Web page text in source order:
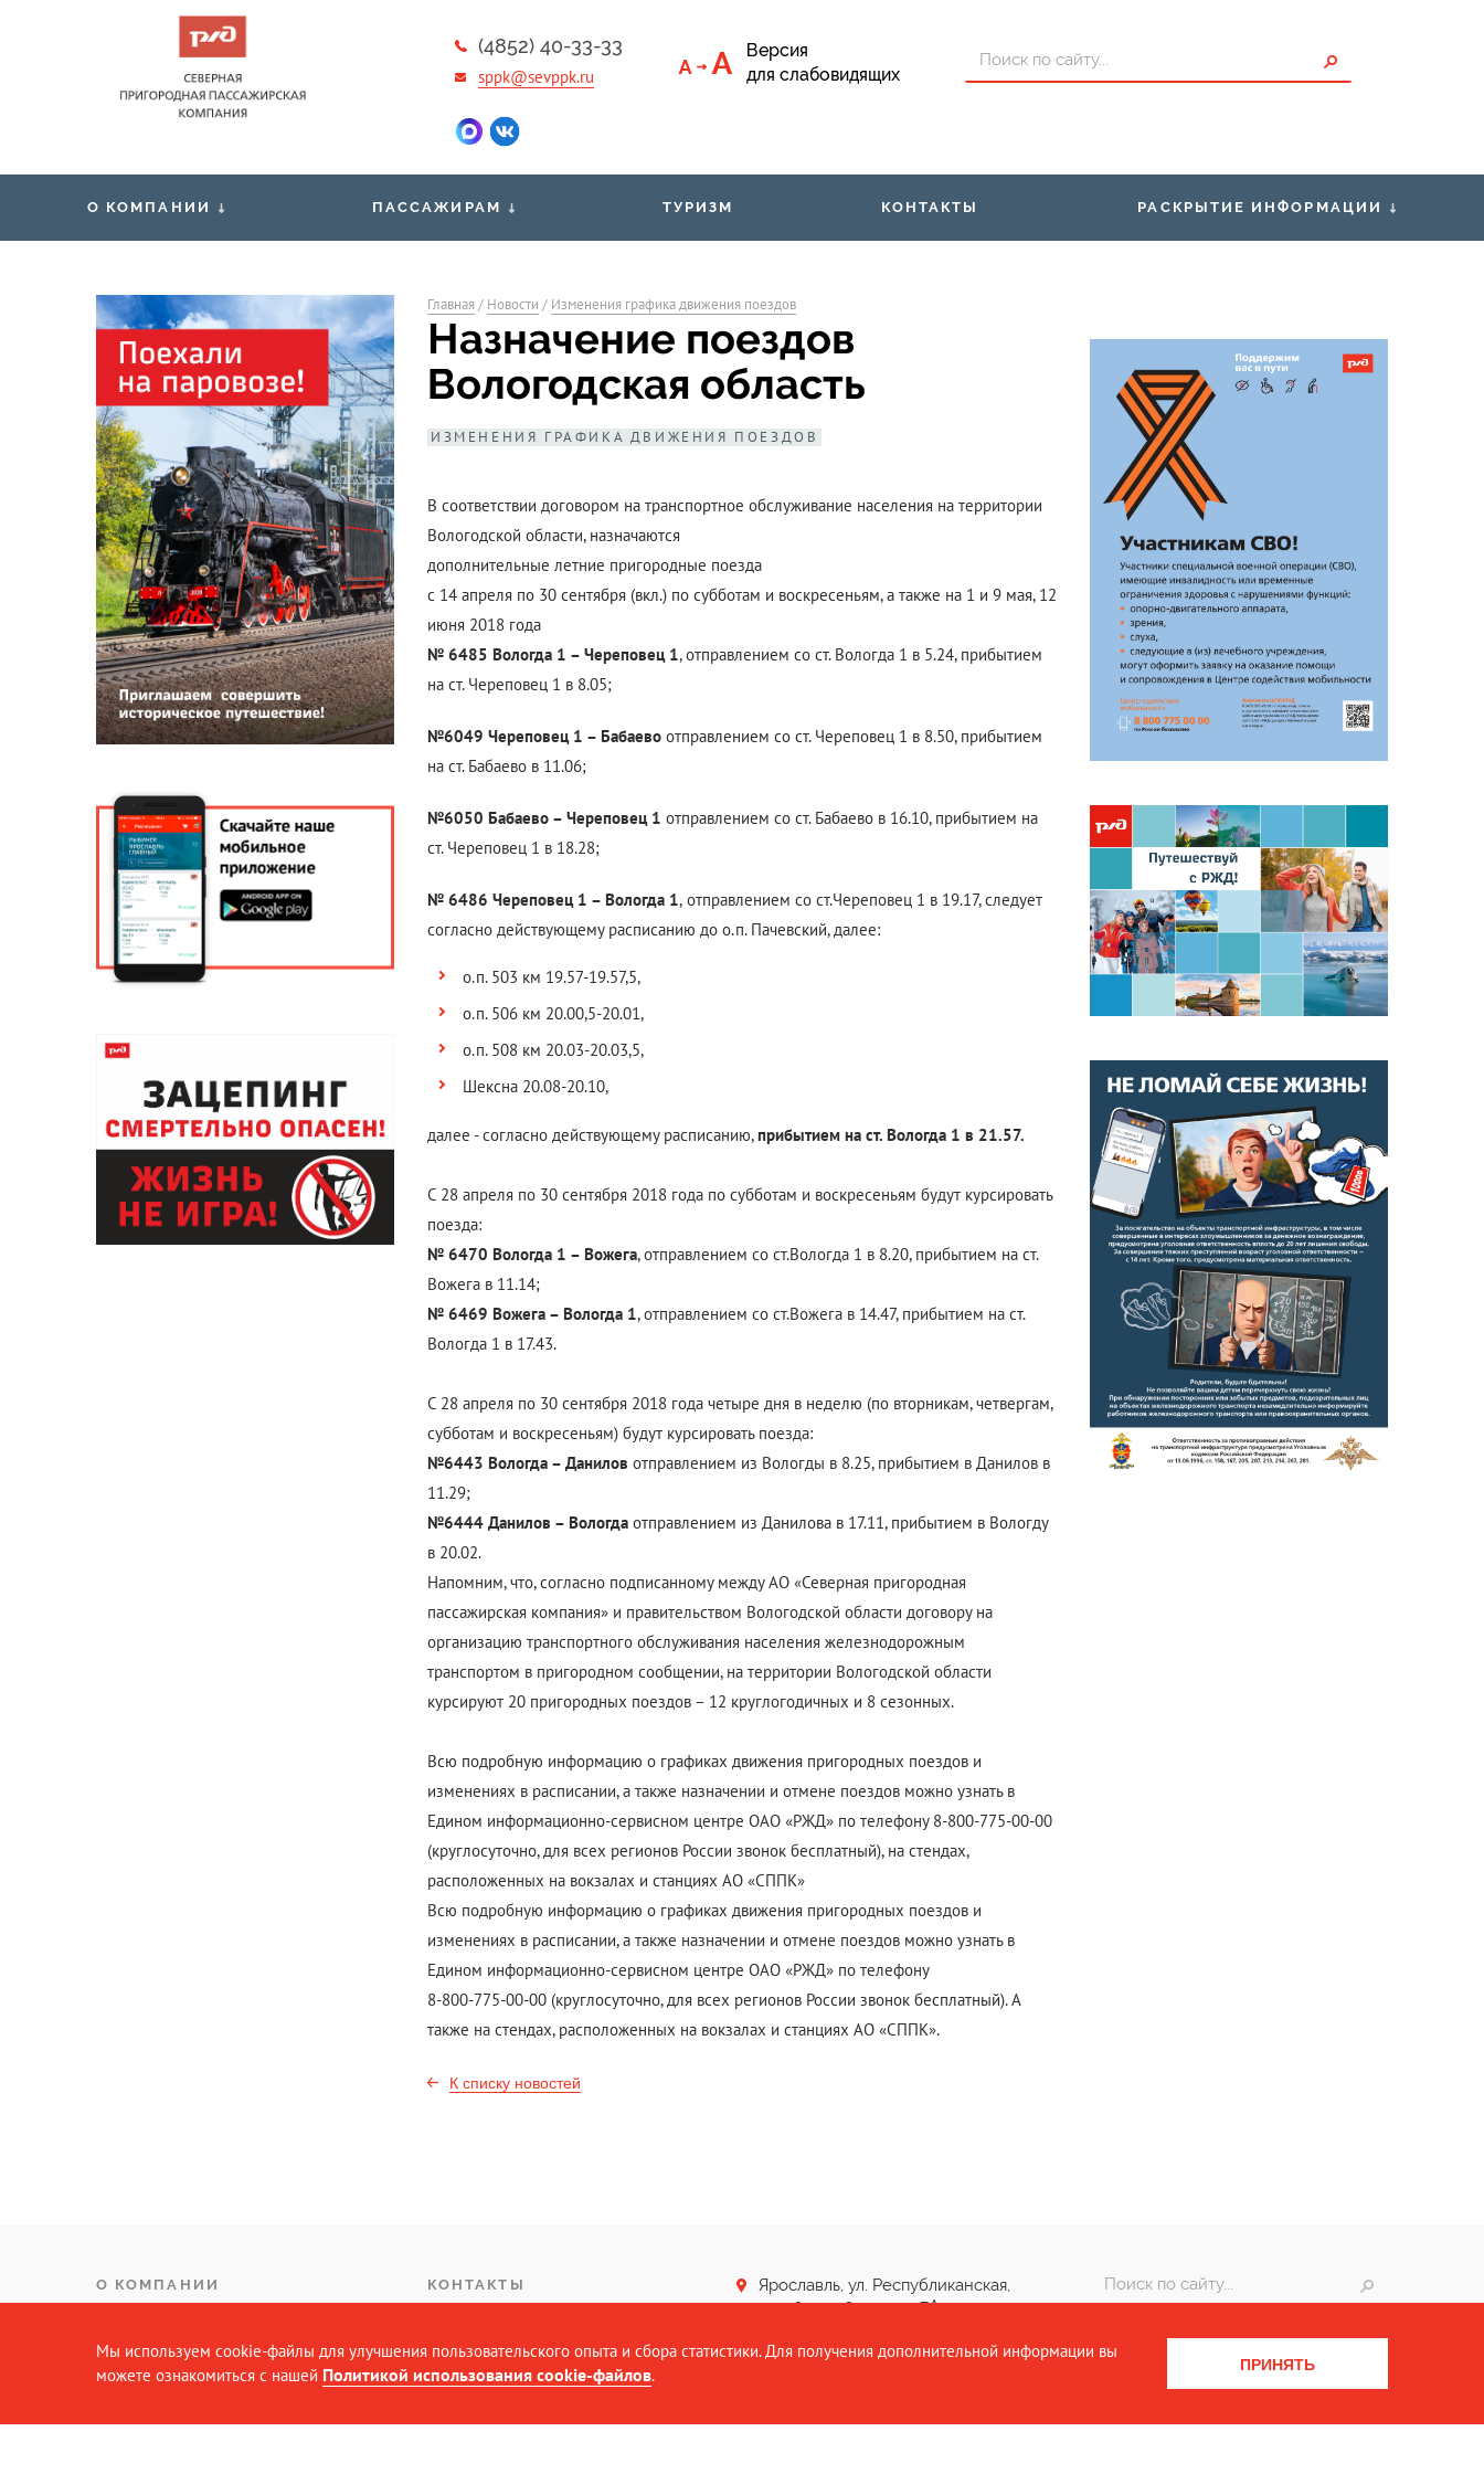
Мы используем cookie-файлы для улучшения пользовательского опыта и сбора статистики. Для получения дополнительной информации вы
можете ознакомиться с нашей Политикой использования cookie-файлов. ПРИНЯТЬ
(4852) 40-33-33
sppk@sevppk.ru
Версия
для слабовидящих
О КОМПАНИИ
Вакансии
Контакты
Правила обработки и защиты
персональных данных
ПАССАЖИРАМ
Проездные документы
Билеты через мобильное
приложение
Маломобильным
пассажирам
Организованным группам
пассажиров
Сведения о страховщике
ТУРИЗМ КОНТАКТЫ РАСКРЫТИЕ ИНФОРМАЦИИ
зонах повышенной опасности,
проезда и перехода через
железнодорожные пути
Условия труда
Закупки
Нормативно-правовая база
Антикоррупционная
деятельность
Формы раскрытия информации
Главная/ Новости / Изменения графика движения поездов
Назначение поездов
Вологодская область
ИЗМЕНЕНИЯ ГРАФИКА ДВИЖЕНИЯ ПОЕЗДОВ
В соответствии договором на транспортное обслуживание населения на территории
Вологодской области, назначаются
дополнительные летние пригородные поезда
с 14 апреля по 30 сентября (вкл.) по субботам и воскресеньям, а также на 1 и 9 мая, 12
июня 2018 года
№ 6485 Вологда 1 – Череповец 1, отправлением со ст. Вологда 1 в 5.24, прибытием
на ст. Череповец 1 в 8.05;
№6049 Череповец 1 – Бабаево отправлением со ст. Череповец 1 в 8.50, прибытием
на ст. Бабаево в 11.06;
№6050 Бабаево – Череповец 1 отправлением со ст. Бабаево в 16.10, прибытием на
ст. Череповец 1 в 18.28;
№ 6486 Череповец 1 – Вологда 1, отправлением со ст.Череповец 1 в 19.17, следует
согласно действующему расписанию до о.п. Пачевский, далее:
о.п. 503 км 19.57-19.57,5,
о.п. 506 км 20.00,5-20.01,
о.п. 508 км 20.03-20.03,5,
Шексна 20.08-20.10,
далее - согласно действующему расписанию,прибытием на ст. Вологда 1 в 21.57.
С 28 апреля по 30 сентября 2018 года по субботам и воскресеньям будут курсировать
поезда:
№ 6470 Вологда 1 – Вожега, отправлением со ст.Вологда 1 в 8.20, прибытием на ст.
Вожега в 11.14;
№ 6469 Вожега – Вологда 1, отправлением со ст.Вожега в 14.47, прибытием на ст.
Вологда 1 в 17.43.
С 28 апреля по 30 сентября 2018 года четыре дня в неделю (по вторникам, четвергам,
субботам и воскресеньям) будут курсировать поезда:
№6443 Вологда – Данилов отправлением из Вологды в 8.25, прибытием в Данилов в
11.29;
№6444 Данилов – Вологда отправлением из Данилова в 17.11, прибытием в Вологду
в 20.02.
Напомним, что, согласно подписанному между АО «Северная пригородная
пассажирская компания» и правительством Вологодской области договору на
организацию транспортного обслуживания населения железнодорожным
транспортом в пригородном сообщении, на территории Вологодской области
курсируют 20 пригородных поездов – 12 круглогодичных и 8 сезонных.
Всю подробную информацию о графиках движения пригородных поездов и
изменениях в расписании, а также назначении и отмене поездов можно узнать в
Едином информационно-сервисном центре ОАО «РЖД» по телефону 8-800-775-00-00
(круглосуточно, для всех регионов России звонок бесплатный), на стендах,
расположенных на вокзалах и станциях АО «СППК»
Всю подробную информацию о графиках движения пригородных поездов и
изменениях в расписании, а также назначении и отмене поездов можно узнать в
Едином информационно-сервисном центре ОАО «РЖД» по телефону
8-800-775-00-00 (круглосуточно, для всех регионов России звонок бесплатный). А
также на стендах, расположенных на вокзалах и станциях АО «СППК».
К списку новостей
О КОМПАНИИ
ПАССАЖИРАМ
КОНТАКТЫ
Ярославль, ул. Республиканская,
дом 3, стр. 2, корпус 7А
sppk@sevppk.ru